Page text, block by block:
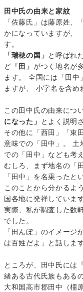
田中氏の由来と家紋
「佐藤氏」は藤原姓、
かになっていますが、
す。
「瑞穂の国」 と呼ばれ
ど 「田」 がつく地名が
ます。 全国には「田
ますが、 小字名を含め
この田中氏の由来につ
になった」
とよく説明
その他に「西田」「東
意味での「田中」。 土
での「田中」なども考
むしろ、まず地名の「
「田中」を名乗ったと
このことから分かるよ
国各地に発祥しています
実際、私が調査した数
でした。
「田んぼ」のイメージ
は百姓だよ」と話します
ところが、田中氏には
緒ある古代氏族もある
大和国高市郡田中（橿